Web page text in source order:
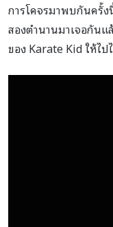
การโคจรมาพบกันครั้ง
สองตำนานมาเจอกันแ
ของ Karate Kid ให้ไ